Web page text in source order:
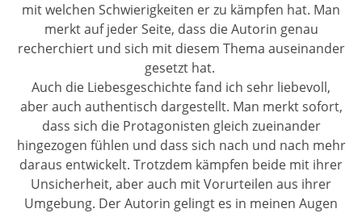
mit welchen Schwierigkeiten er zu kämpfen hat. Man
merkt auf jeder Seite, dass die Autorin genau
recherchiert und sich mit diesem Thema auseinander
gesetzt hat.
Auch die Liebesgeschichte fand ich sehr liebevoll,
aber auch authentisch dargestellt. Man merkt sofort,
dass sich die Protagonisten gleich zueinander
hingezogen fühlen und dass sich nach und nach mehr
daraus entwickelt. Trotzdem kämpfen beide mit ihrer
Unsicherheit, aber auch mit Vorurteilen aus ihrer
Umgebung. Der Autorin gelingt es in meinen Augen